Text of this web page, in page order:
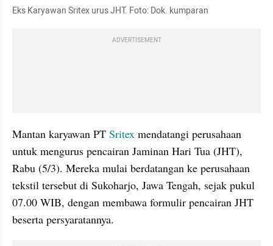
Eks Karyawan Sritex urus JHT. Foto: Dok. kumparan
ADVERTISEMENT
Mantan karyawan PT Sritex mendatangi perusahaan
untuk mengurus pencairan Jaminan Hari Tua (JHT),
Rabu (5/3). Mereka mulai berdatangan ke perusahaan
tekstil tersebut di Sukoharjo, Jawa Tengah, sejak pukul
07.00 WIB, dengan membawa formulir pencairan JHT
beserta persyaratannya.